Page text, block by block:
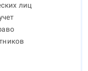
лиц